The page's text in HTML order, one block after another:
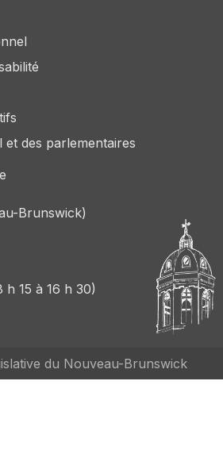
des parlementaires
Brunswick)
15 à 16 h 30)
du Nouveau-Brunswick